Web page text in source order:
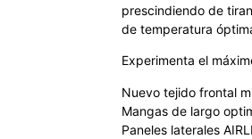
prescindiendo de
de temperatura
Experimenta el
Nuevo tejido frontal
Mangas de largo
Paneles laterales